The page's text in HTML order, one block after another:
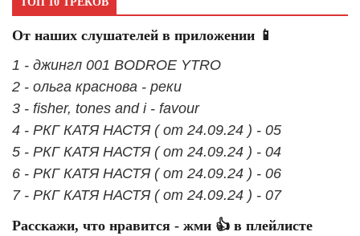
От наших слушателей в приложении 📱
1 - джингл 001 BODROE YTRO
2 - ольга краснова - реки
3 - fisher, tones and i - favour
4 - РКГ КАТЯ НАСТЯ ( от 24.09.24 ) - 05
5 - РКГ КАТЯ НАСТЯ ( от 24.09.24 ) - 04
6 - РКГ КАТЯ НАСТЯ ( от 24.09.24 ) - 06
7 - РКГ КАТЯ НАСТЯ ( от 24.09.24 ) - 07
Расскажи, что нравится - жми 👍 в плейлисте